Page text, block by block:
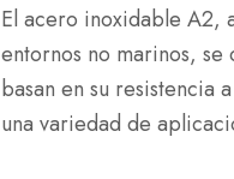
El acero inoxidable A2,
entornos no marinos,
basan en su resistencia
una variedad de